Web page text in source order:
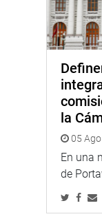
la
05 Ago
En una
de